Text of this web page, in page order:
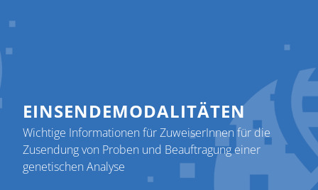
EINSENDEMODALITÄTEN
Wichtige Informationen für ZuweiserInnen für die
Zusendung von Proben und Beauftragung einer
genetischen Analyse